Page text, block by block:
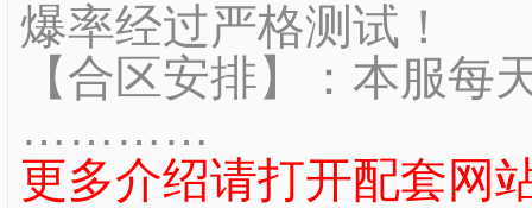
爆率经过严格测试！
【合区安排】：本服每
…………
更多介绍请打开配套